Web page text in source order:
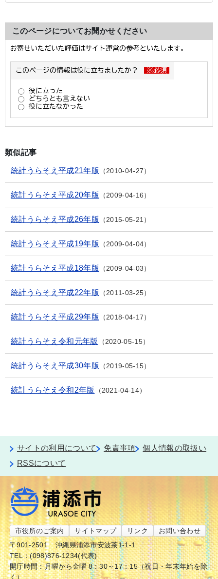
このページについてお聞かせください
類似記事
統計うらそえ平成21年版 2010-04-27
統計うらそえ平成20年版 2009-04-16
統計うらそえ平成26年版 2015-05-21
統計うらそえ平成19年版 2009-04-04
統計うらそえ平成18年版 2009-04-03
統計うらそえ平成22年版 2011-03-25
統計うらそえ平成29年版 2018-04-17
統計うらそえ令和元年版 2020-05-15
統計うらそえ平成30年版 2019-05-15
統計うらそえ令和2年版 2021-04-14
サイトの利用について 免責事項
個人情報の取扱い
RSSについて
市役所のご案内 サイトマップ リンク
お問い合わせ
〒901-2501
沖縄県浦添市安波茶1-1-1
TEL：(098)876-1234(代表)
開庁時間：月曜から金曜 8：30～17：15（祝日・年末年始を除
く）